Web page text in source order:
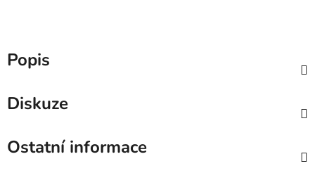
Popis
Diskuze
Ostatní informace